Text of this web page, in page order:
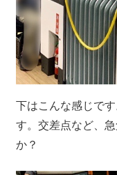
下はこんな感じで
す。交差点など、
か？